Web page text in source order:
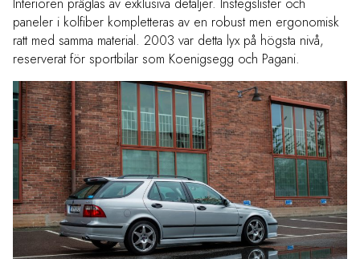
paneler i kolfiber kompletteras av en robust men ergonomisk
ratt med samma material. 2003 var detta lyx på högsta nivå,
reserverat för sportbilar som Koenigsegg och Pagani.